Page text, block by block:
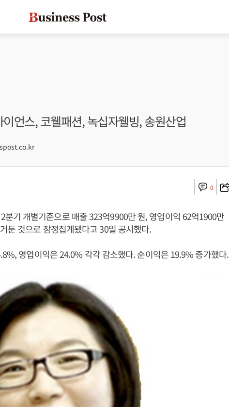
언스, 코웰패션, 녹십자웰빙, 송원산업
0
분기 개별기준으로 매출 323억9900만 원, 영업이익 62억1900만
둔 것으로 잠정집계됐다고 30일 공시했다.
영업이익은 24.0% 각각 감소했다. 순이익은 19.9% 증가했다.